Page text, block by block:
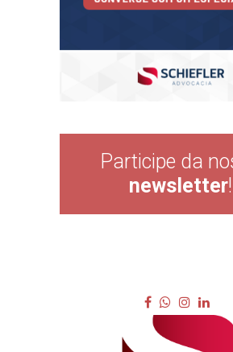
Participe da
newsletter!